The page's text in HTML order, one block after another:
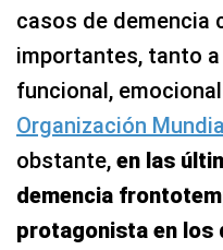
casos de demencia
importantes, tanto
funcional,
Organización
obstante, en las
demencia
protagonista en